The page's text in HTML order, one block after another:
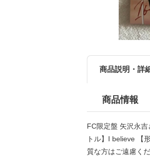
商品説明・詳
商品情報
FC限定盤 矢沢永
トル】I believe 【
質な方はご遠慮く